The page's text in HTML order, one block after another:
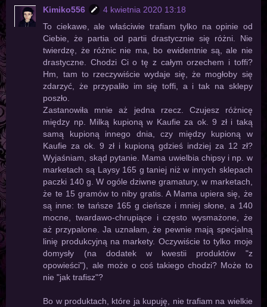
Kimiko556
4 kwietnia 2020 13:18
To ciekawe, ale właściwie trafiam tylko na opinie od
Ciebie, że partia od partii drastycznie się różni. Nie
twierdzę, że różnic nie ma, bo ewidentnie są, ale nie
drastyczne. Chodzi Ci o tę z całym orzechem i toffi?
Hm, tam to rzeczywiście wydaje się, że mogłoby się
zdarzyć, że przypaliło im się toffi, a i tak na sklepy
poszło.
Zastanowiła mnie aż jedna rzecz. Czujesz różnicę
między np. Milką kupioną w Kaufie za ok. 9 zł i taką
samą kupioną innego dnia, czy między kupioną w
Kaufie za ok. 9 zł i kupioną gdzieś indziej za 12 zł?
Wyjaśniam, skąd pytanie. Mama uwielbia chipsy i np. w
marketach są Laysy 165 g taniej niż w innych sklepach
paczki 140 g. W ogóle dziwne gramatury, w marketach,
że te 15 gramów to niby gratis. A Mama upiera się, że
są inne: te tańsze 165 g cieńsze i mniej słone, a 140
mocne, twardawo-chrupiące i często wysmażone, że
aż przypalone. Ja uznałam, że pewnie mają specjalną
linię produkcyjną na markety. Oczywiście to tylko moje
domysły (na dodatek w kwestii produktów "z
opowieści"), ale może o coś takiego chodzi? Może to
nie "jak trafisz"?
Bo w produktach, które ja kupuję, nie trafiam na wielkie